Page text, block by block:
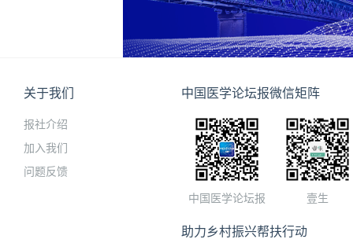
关于我们
报社介绍
加入我们
问题反馈
中国医学论坛报微信矩阵
中国医学论坛报 壹生
助力乡村振兴帮扶行动